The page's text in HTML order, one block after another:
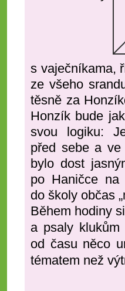
s vaječníkama,
ze všeho
těsně za
Honzík bude
svou logiku:
před sebe a
bylo dost
po Haničce
do školy občas
Během hodiny
a psaly klukům
od času něco
tématem než